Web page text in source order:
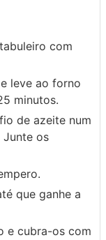
com
leve ao forno
minutos.
de azeite num
Junte os
que ganhe a
e cubra-os com